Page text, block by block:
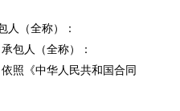
（全称）：
人（全称）：
华人民共和国合同